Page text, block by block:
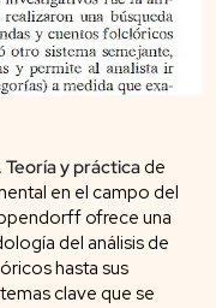
y práctica de
en el campo del
ofrece una
del análisis de
hasta sus
clave que se